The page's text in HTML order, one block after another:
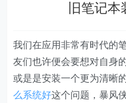
旧笔记
我们在应用非常有时代的
友们也许便会要想对自身
或是是安装一个更为清晰
么系统好这个问题，暴风